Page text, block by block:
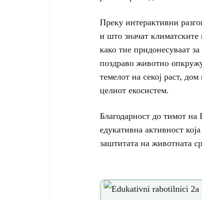
Преку интерактивни
и што значат
како тие придонесуваат
поздраво животно
темелот на секој раст,
целиот екосистем.
Благодарност до тимот
едукативна активност
заштитата на животната